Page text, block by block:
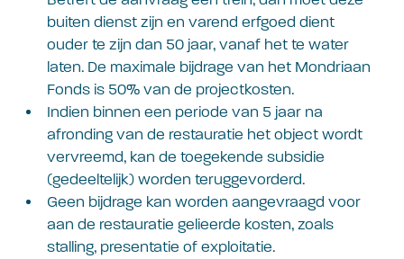
buiten dienst zijn en varend erfgoed dient
ouder te zijn dan 50 jaar, vanaf het te water
laten. De maximale bijdrage van het Mondriaan
Fonds is 50% van de projectkosten.
Indien binnen een periode van 5 jaar na
afronding van de restauratie het object wordt
vervreemd, kan de toegekende subsidie
(gedeeltelijk) worden teruggevorderd.
Geen bijdrage kan worden aangevraagd voor
aan de restauratie gelieerde kosten, zoals
stalling, presentatie of exploitatie.